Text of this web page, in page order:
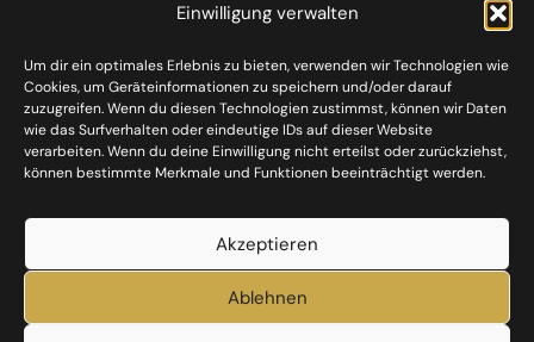
Einwilligung verwalten
Um dir ein optimales Erlebnis zu bieten, verwenden wir Technologien wie
Cookies, um Geräteinformationen zu speichern und/oder darauf
zuzugreifen. Wenn du diesen Technologien zustimmst, können wir Daten
wie das Surfverhalten oder eindeutige IDs auf dieser Website
verarbeiten. Wenn du deine Einwilligung nicht erteilst oder zurückziehst,
können bestimmte Merkmale und Funktionen beeinträchtigt werden.
Akzeptieren
Ablehnen